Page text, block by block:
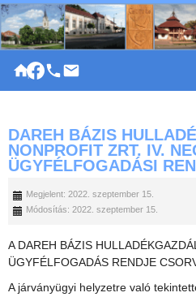
|
DAREH BÁZIS
NONPROFIT ZRT. IV.
ÜGYFÉLFOGADÁSI
Megjelent: 2022. szeptember 15.
Módosítás: 2022. szeptember 15.
A DAREH BÁZIS
ÜGYFÉLFOGADÁS RENDJE
A járványügyi helyzetre való